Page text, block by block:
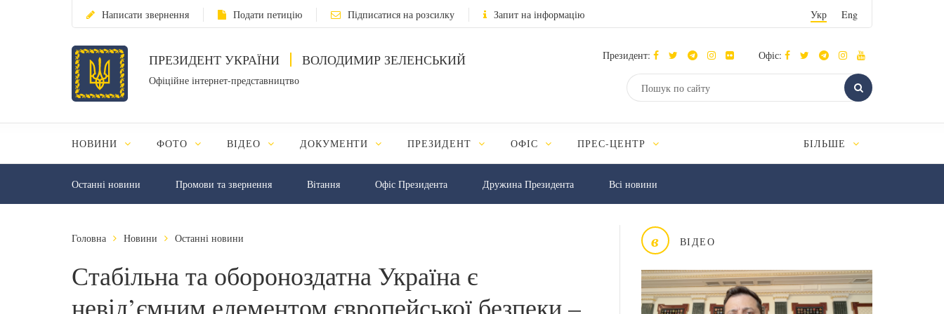
Написати звернення Подати петицію Підписатися на розсилку Запит на інформацію Укр Eng
ПРЕЗИДЕНТ УКРАЇНИ ВОЛОДИМИР ЗЕЛЕНСЬКИЙ
Офіційне інтернет-представництво
Президент: Офіс:
НОВИНИ ФОТО ВІДЕО ДОКУМЕНТИ ПРЕЗИДЕНТ ОФІС ПРЕС-ЦЕНТР БІЛЬШЕ
Останні новини Промови та звернення Вiтання Офіс Президента Дружина Президента Всі новини
в ВІДЕО
Головна Новини Останні новини
Стабільна та обороноздатна Україна є
невід’ємним елементом європейської безпеки –